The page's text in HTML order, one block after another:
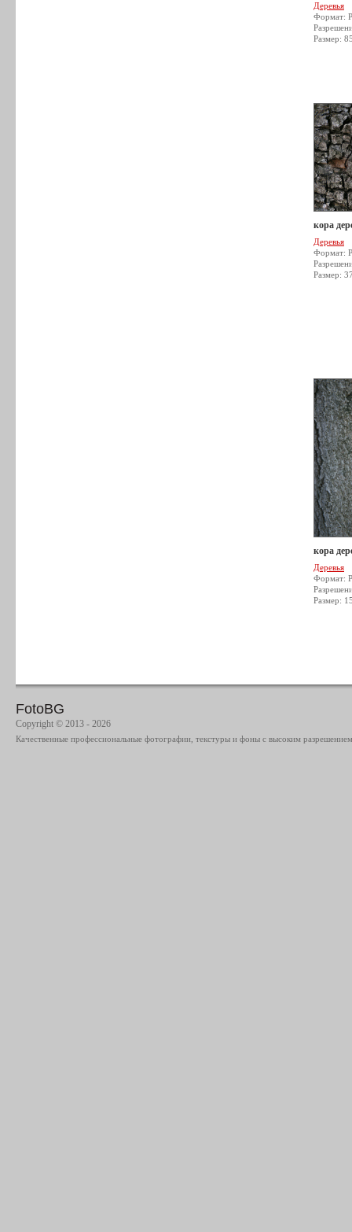
Деревья
Формат:
Размер:
кора
Деревья
Формат:
Размер:
кора
Деревья
Формат:
Размер:
FotoBG
Copyright © 2013 - 2026
Качественные профессиональные фотографии, текстуры и фоны с высоким разрешением